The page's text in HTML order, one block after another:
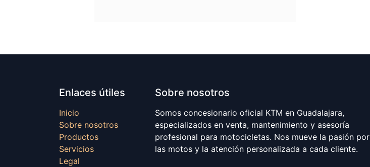
Enlaces útiles
Inicio
Sobre nosotros
Productos
Servicios
Legal
Sobre nosotros
Somos concesionario oficial KTM en Guadalajara,
especializados en venta, mantenimiento y asesoría
profesional para motocicletas. Nos mueve la pasión por
las motos y la atención personalizada a cada cliente.